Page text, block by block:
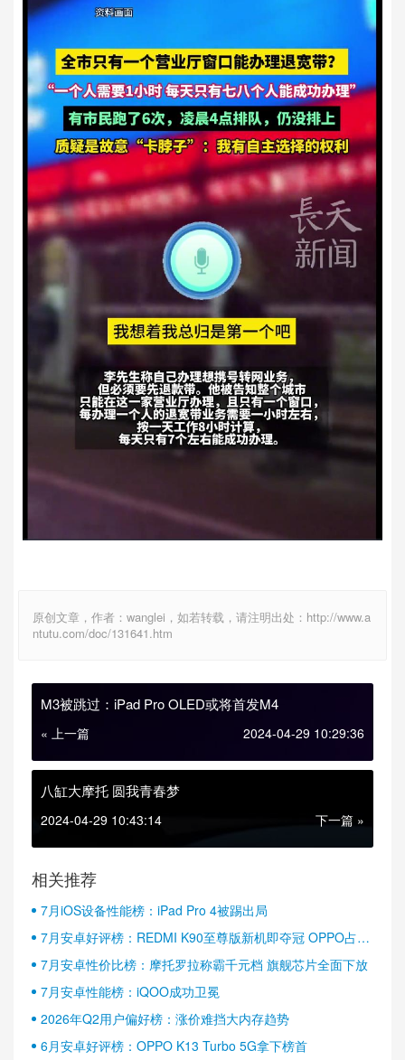
原创文章，作者：wanglei，如若转载，请注明出处：http://www.a
ntutu.com/doc/131641.htm
M3被跳过：iPad Pro OLED或将首发M4
« 上一篇 2024-04-29 10:29:36
八缸大摩托 圆我青春梦
2024-04-29 10:43:14 下一篇 »
相关推荐
7月iOS设备性能榜：iPad Pro 4被踢出局
7月安卓好评榜：REDMI K90至尊版新机即夺冠 OPPO占据
半壁江山
7月安卓性价比榜：摩托罗拉称霸千元档 旗舰芯片全面下放
7月安卓性能榜：iQOO成功卫冕
2026年Q2用户偏好榜：涨价难挡大内存趋势
6月安卓好评榜：OPPO K13 Turbo 5G拿下榜首